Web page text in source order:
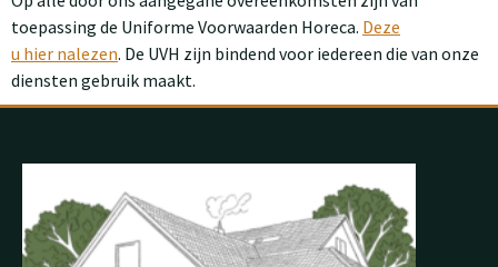
toepassing de Uniforme Voorwaarden Horeca. Deze
u hier nalezen. De UVH zijn bindend voor iedereen die van onze
diensten gebruik maakt.